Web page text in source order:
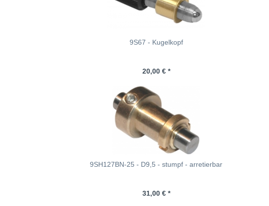
9S67 - Kugelkopf
20,00 € *
9SH127BN-25 - D9,5 - stumpf - arretierbar
31,00 € *